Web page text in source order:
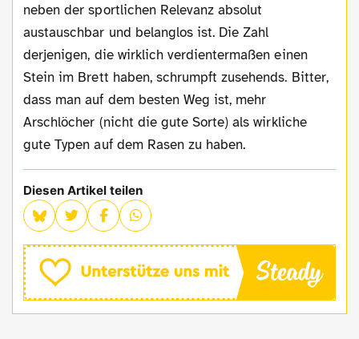
neben der sportlichen Relevanz absolut
austauschbar und belanglos ist. Die Zahl
derjenigen, die wirklich verdientermaßen einen
Stein im Brett haben, schrumpft zusehends. Bitter,
dass man auf dem besten Weg ist, mehr
Arschlöcher (nicht die gute Sorte) als wirkliche
gute Typen auf dem Rasen zu haben.
Diesen Artikel teilen